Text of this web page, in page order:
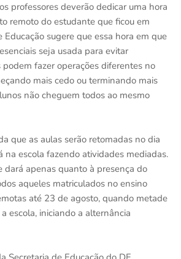
professores deverão dedicar uma hora
remoto do estudante que ficou em
Educação sugere que essa hora em que
seja usada para evitar
podem fazer operações diferentes no
mais cedo ou terminando mais
não cheguem todos ao mesmo
que as aulas serão retomadas no dia
na escola fazendo atividades mediadas.
dará apenas quanto à presença do
aqueles matriculados no ensino
até 23 de agosto, quando metade
escola, iniciando a alternância